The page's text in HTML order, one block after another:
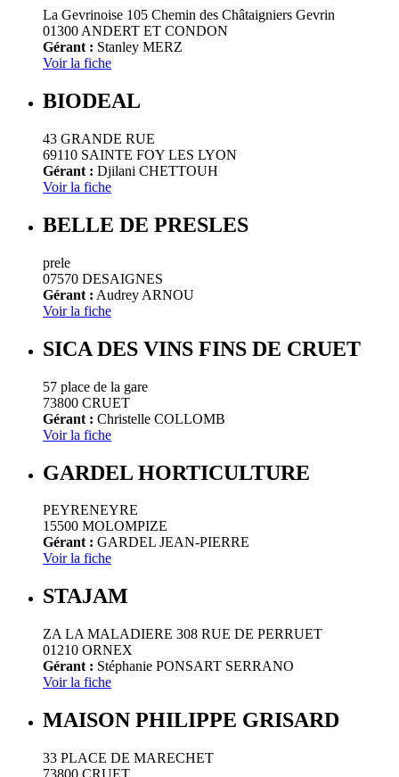
La Gevrinoise 105 Chemin des Châtaigniers Gevrin
01300 ANDERT ET CONDON
Gérant : Stanley MERZ
Voir la fiche
BIODEAL
43 GRANDE RUE
69110 SAINTE FOY LES LYON
Gérant : Djilani CHETTOUH
Voir la fiche
BELLE DE PRESLES
prele
07570 DESAIGNES
Gérant : Audrey ARNOU
Voir la fiche
SICA DES VINS FINS DE CRUET
57 place de la gare
73800 CRUET
Gérant : Christelle COLLOMB
Voir la fiche
GARDEL HORTICULTURE
PEYRENEYRE
15500 MOLOMPIZE
Gérant : GARDEL JEAN-PIERRE
Voir la fiche
STAJAM
ZA LA MALADIERE 308 RUE DE PERRUET
01210 ORNEX
Gérant : Stéphanie PONSART SERRANO
Voir la fiche
MAISON PHILIPPE GRISARD
33 PLACE DE MARECHET
73800 CRUET